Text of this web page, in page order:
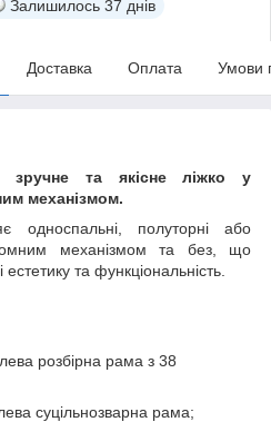
Залишилось 37 днів
Доставка Оплата Умови
зручне та якiсне ліжко у
механізмом.
односпальні, полуторні або
механізмом та без, що
та функціональність.
розбірна рама з 38
суцільнозварна рама;